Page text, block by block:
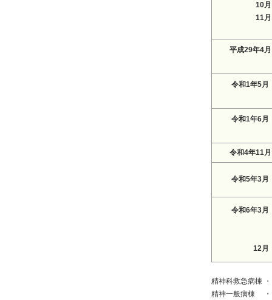
10月
11月
平成29年4月
令和1年5月
令和1年6月
令和4年11月
令和5年3月
令和6年3月
12月
精神科救急病棟
精神一般病棟